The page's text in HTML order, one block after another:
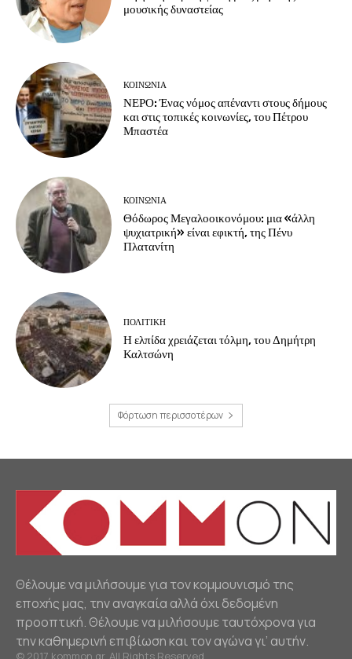
μουσικής δυναστείας
ΚΟΙΝΩΝΙΑ
ΝΕΡΟ: Ένας νόμος απέναντι στους δήμους
και στις τοπικές κοινωνίες, του Πέτρου
Μπαστέα
ΚΟΙΝΩΝΙΑ
Θόδωρος Μεγαλοοικονόμου: μια «άλλη
ψυχιατρική» είναι εφικτή, της Πένυ
Πλατανίτη
ΠΟΛΙΤΙΚΗ
Η ελπίδα χρειάζεται τόλμη, του Δημήτρη
Καλτσώνη
Φόρτωση περισσοτέρων
Θέλουμε να μιλήσουμε για τον κομμουνισμό της
εποχής μας, την αναγκαία αλλά όχι δεδομένη
προοπτική. Θέλουμε να μιλήσουμε ταυτόχρονα για
την καθημερινή επιβίωση και τον αγώνα γι’ αυτήν.
© 2017 kommon.gr. All Rights Reserved.